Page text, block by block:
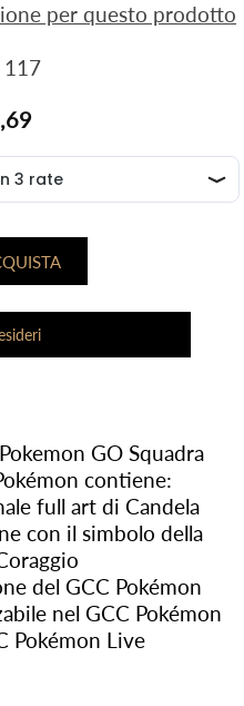
per questo prodotto
117
GO Squadra
contiene:
full art di Candela
con il simbolo della
del GCC Pokémon
nel GCC Pokémon
Pokémon Live